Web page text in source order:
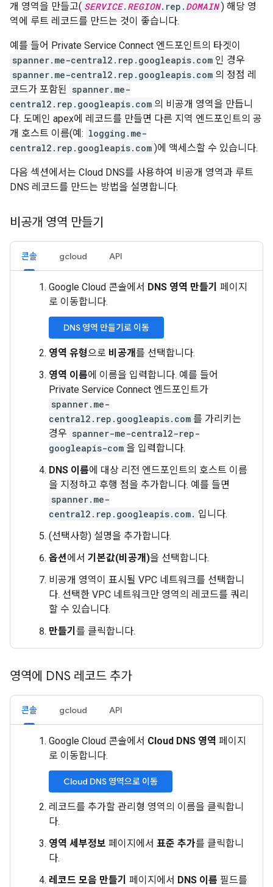
개 영역을 만들고( SERVICE. REGION.rep. DOMAIN ) 해당 영
역에 루트 레코드를 만드는 것이 좋습니다.
예를 들어 Private Service Connect 엔드포인트의 타겟이
spanner.me-central2.rep.googleapis.com 인 경우
spanner.me-central2.rep.googleapis.com 의 정점 레
코드가 포함된 spanner.me-
central2.rep.googleapis.com 의 비공개 영역을 만듭니
다. 도메인 apex에 레코드를 만들면 다른 지역 엔드포인트의 공
개 호스트 이름(예: logging.me-
central2.rep.googleapis.com )에 액세스할 수 있습니다.
다음 섹션에서는 Cloud DNS를 사용하여 비공개 영역과 루트
DNS 레코드를 만드는 방법을 설명합니다.
비공개 영역 만들기
콘솔 gcloud API
Google Cloud 콘솔에서 DNS 영역 만들기 페이지
로 이동합니다.
DNS 영역 만들기로 이동
영역 유형으로 비공개를 선택합니다.
영역 이름에 이름을 입력합니다. 예를 들어
Private Service Connect 엔드포인트가
spanner.me-
central2.rep.googleapis.com 를 가리키는
경우 spanner-me-central2-rep-
googleapis-com 을 입력합니다.
DNS 이름에 대상 리전 엔드포인트의 호스트 이름
을 지정하고 후행 점을 추가합니다. 예를 들면
spanner.me-
central2.rep.googleapis.com. 입니다.
(선택사항) 설명을 추가합니다.
옵션에서 기본값(비공개)을 선택합니다.
비공개 영역이 표시될 VPC 네트워크를 선택합니
다. 선택한 VPC 네트워크만 영역의 레코드를 쿼리
할 수 있습니다.
만들기 를 클릭합니다.
영역에 DNS 레코드 추가
콘솔 gcloud API
Google Cloud 콘솔에서 Cloud DNS 영역 페이지
로 이동합니다.
Cloud DNS 영역으로 이동
레코드를 추가할 관리형 영역의 이름을 클릭합니
다.
영역 세부정보 페이지에서 표준 추가를 클릭합니
다.
레코드 모음 만들기 페이지에서 DNS 이름 필드를